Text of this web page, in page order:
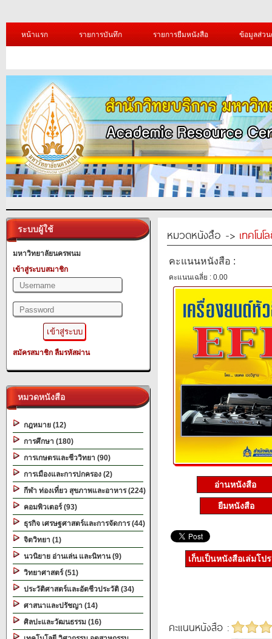
หน้าแรก รายการบันทึก รายการยืมหนังสือ ข้อมูลส่ว
ระบบผู้ใช้
มหาวิทยาลัยนครพนม
เข้าสู่ระบบสมาชิก
สมัครสมาชิก ลืมรหัสผ่าน
หมวดหนังสือ
กฎหมาย (12)
การศึกษา (180)
การเกษตรและชีววิทยา (90)
การเมืองและการปกครอง (2)
กีฬา ท่องเที่ยว สุขภาพและอาหาร (224)
คอมพิวเตอร์ (93)
ธุรกิจ เศรษฐศาสตร์และการจัดการ (44)
จิตวิทยา (1)
นวนิยาย อ่านเล่น และนิทาน (9)
วิทยาศาสตร์ (51)
ประวัติศาสตร์และอัตชีวประวัติ (34)
ศาสนาและปรัชญา (14)
ศิลปะและวัฒนธรรม (16)
หมวดหนังสือ -> เทคโน
คะแนนหนังสือ :
คะแนนเฉลี่ย : 0.00
อ่านหนังสือ
ยืมหนังสือ
เก็บเป็นหนังสือเล่มโป
คะแนนหนังสือ :